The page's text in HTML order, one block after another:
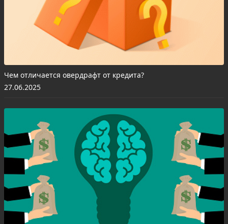
Чем отличается овердрафт от кредита?
27.06.2025